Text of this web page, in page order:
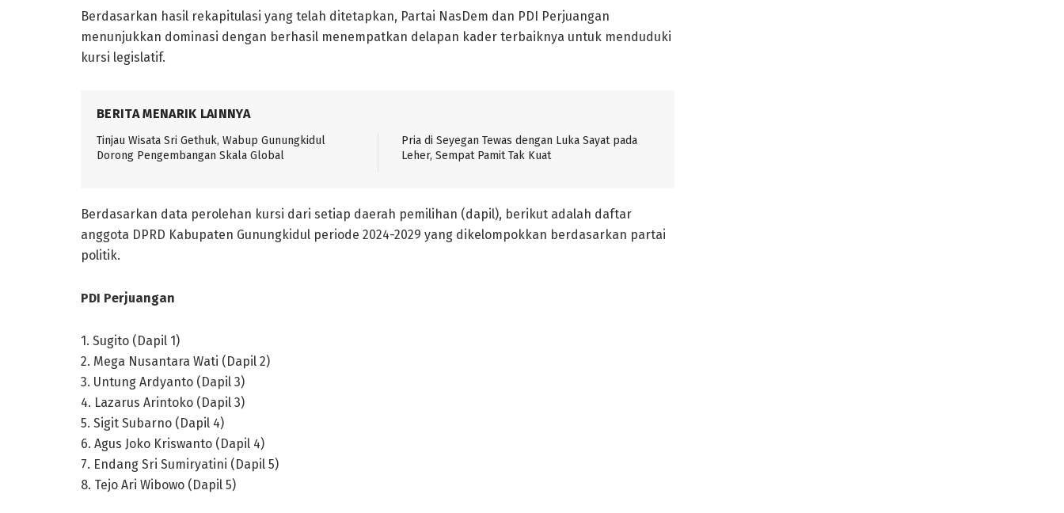
Berdasarkan hasil rekapitulasi yang telah ditetapkan, Partai NasDem dan PDI Perjuangan
menunjukkan dominasi dengan berhasil menempatkan delapan kader terbaiknya untuk menduduki
kursi legislatif.
BERITA MENARIK LAINNYA
Tinjau Wisata Sri Gethuk, Wabup Gunungkidul
Dorong Pengembangan Skala Global
Pria di Seyegan Tewas dengan Luka Sayat pada
Leher, Sempat Pamit Tak Kuat
Berdasarkan data perolehan kursi dari setiap daerah pemilihan (dapil), berikut adalah daftar
anggota DPRD Kabupaten Gunungkidul periode 2024-2029 yang dikelompokkan berdasarkan partai
politik.
PDI Perjuangan
1. Sugito (Dapil 1)
2. Mega Nusantara Wati (Dapil 2)
3. Untung Ardyanto (Dapil 3)
4. Lazarus Arintoko (Dapil 3)
5. Sigit Subarno (Dapil 4)
6. Agus Joko Kriswanto (Dapil 4)
7. Endang Sri Sumiryatini (Dapil 5)
8. Tejo Ari Wibowo (Dapil 5)